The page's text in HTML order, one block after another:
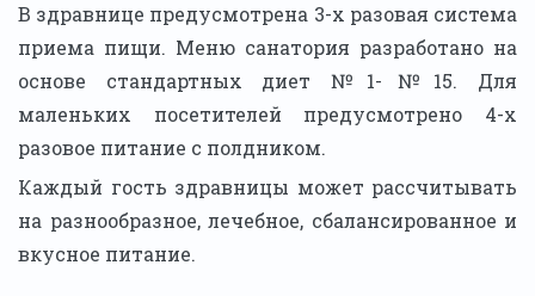
В здравнице предусмотрена 3-х разовая система
приема пищи. Меню санатория разработано на
основе стандартных диет №1-№15. Для
маленьких посетителей предусмотрено 4-х
разовое питание с полдником.
Каждый гость здравницы может рассчитывать
на разнообразное, лечебное, сбалансированное и
вкусное питание.